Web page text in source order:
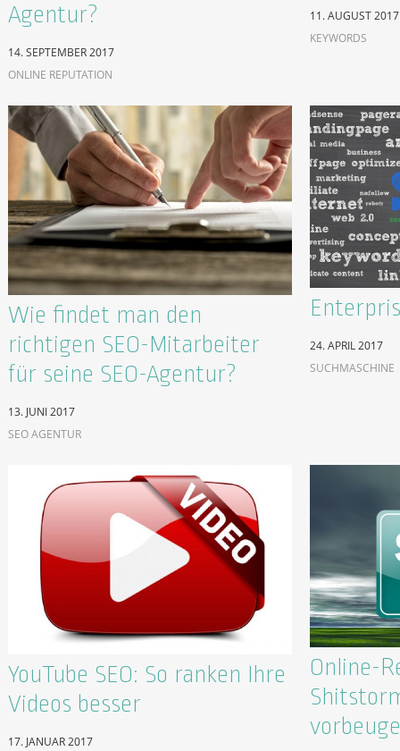
Agentur?
14. SEPTEMBER 2017
ONLINE REPUTATION
11. AUGUST 2017
KEYWORDS
Wie findet man den
richtigen SEO-Mitarbeiter
für seine SEO-Agentur?
13. JUNI 2017
SEO AGENTUR
24. APRIL 2017
SUCHMASCHINE
YouTube SEO: So ranken Ihre
Videos besser
17. JANUAR 2017
Online-